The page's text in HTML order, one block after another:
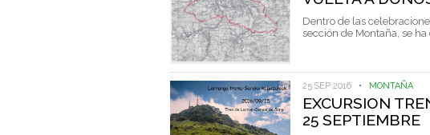
Dentro de las
sección de Montaña, se ha
25 SEP 2016 • MONTAÑA
EXCURSION
25 SEPTIEMBRE